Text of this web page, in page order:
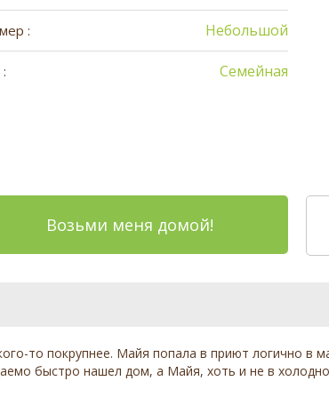
: Небольшой
Семейная
Возьми меня домой!
то покрупнее. Майя попала в приют логично в
быстро нашел дом, а Майя, хоть и не в